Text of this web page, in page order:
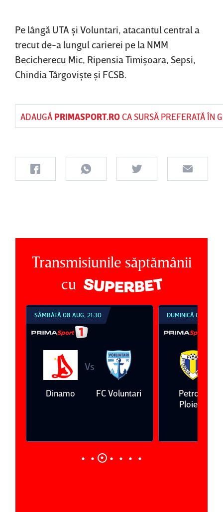
Pe lângă UTA şi Voluntari, atacantul central a
trecut de-a lungul carierei pe la NMM
Becicherecu Mic, Ripensia Timişoara, Sepsi,
Chindia Târgovişte şi FCSB.
ADAUGĂ PRIMASPORT.ROCA SURSĂ PREFERATĂ ÎN
Transmisiunile săptămânii
cu
SÂMBĂTĂ 08 AUG, 21:30
Dinamo
Vs
FC Voluntari
DUMINICĂ 09 AUG,
Petrolul
Ploieşti